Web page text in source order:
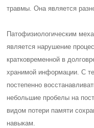
травмы. Она является
Патофизиологическим
является нарушение
кратковременной в
хранимой информации. С
постепенно
небольшие пробелы на
видом потери памяти
навыкам.